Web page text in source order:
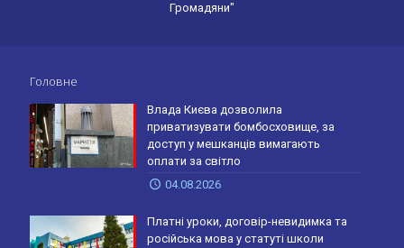
Громадяни"
Головне
Влада Києва дозволила
приватизувати бомбосховище, за
доступ у мешканців вимагають
оплати за світло
04.08.2026
Платні уроки, договір-невидимка та
російська мова у статуті школи